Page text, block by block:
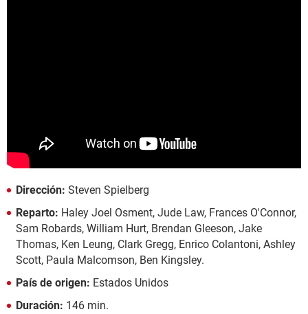
Dirección: Steven Spielberg
Reparto: Haley Joel Osment, Jude Law, Frances O'Connor,
Sam Robards, William Hurt, Brendan Gleeson, Jake
Thomas, Ken Leung, Clark Gregg, Enrico Colantoni, Ashley
Scott, Paula Malcomson, Ben Kingsley.
País de origen: Estados Unidos
Duración: 146 min.